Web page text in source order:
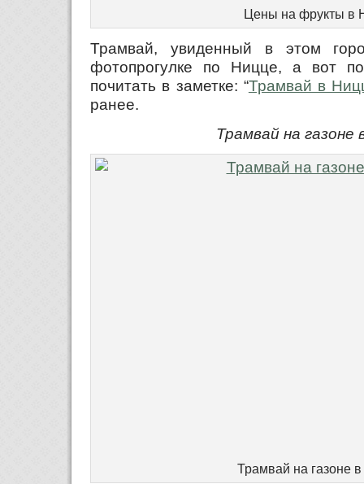
Цены на фрукты в
Трамвай, увиденный в этом
фотопрогулке по Ницце, а вот
почитать в заметке: “Трамвай в
ранее.
Трамвай на газоне
Трамвай на газоне